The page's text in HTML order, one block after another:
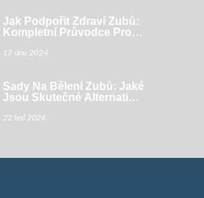
Jak Podpořit Zdraví Zubů:
Kompletní Průvodce Pro
17 úno 2024
Sady Na Bělení Zubů: Jaké
Jsou Skutečné Alternativy
22 led 2026